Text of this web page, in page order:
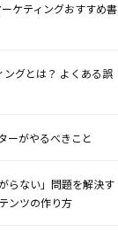
ケティングおすすめ書
ングとは？ よくある誤
ーがやるべきこと
らない」問題を解決す
ンツの作り方